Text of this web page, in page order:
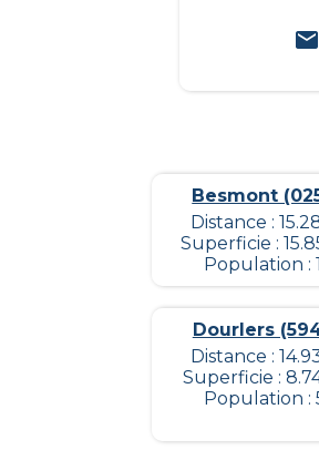
Besmont
Distance :
Superficie :
Population :
Dourlers
Distance :
Superficie :
Population :